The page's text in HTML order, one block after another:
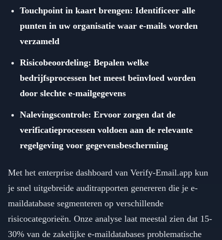
Touchpoint in kaart brengen: Identificeer alle
punten in uw organisatie waar e-mails worden
verzameld
Risicobeoordeling: Bepalen welke
bedrijfsprocessen het meest beïnvloed worden
door slechte e-mailgegevens
Nalevingscontrole: Ervoor zorgen dat de
verificatieprocessen voldoen aan de relevante
regelgeving voor gegevensbescherming
Met het enterprise dashboard van Verify-Email.app kun
je snel uitgebreide auditrapporten genereren die je e-
maildatabase segmenteren op verschillende
risicocategorieën. Onze analyse laat meestal zien dat 15-
30% van de zakelijke e-maildatabases problematische